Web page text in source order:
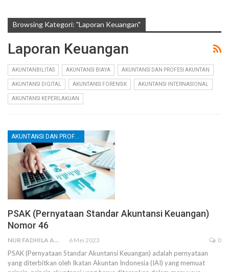
Browsing Kategori: "Laporan Keuangan"
Laporan Keuangan
AKUNTANBILITAS AKUNTANSI BIAYA AKUNTANSI DAN PROFESI AKUNTAN
AKUNTANSI DIGITAL AKUNTANSI FORENSIK AKUNTANSI INTERNASIONAL
AKUNTANSI KEPERILAKUAN
AKUNTANSI DAN PROFESI AKUNTAN
PSAK (Pernyataan Standar Akuntansi Keuangan)
Nomor 46
NUR FADHILA AMRI, SE., AK., M.SI 6 Mei 2023 0
PSAK (Pernyataan Standar Akuntansi Keuangan) adalah pernyataan
yang diterbitkan oleh Ikatan Akuntan Indonesia (IAI) yang memuat